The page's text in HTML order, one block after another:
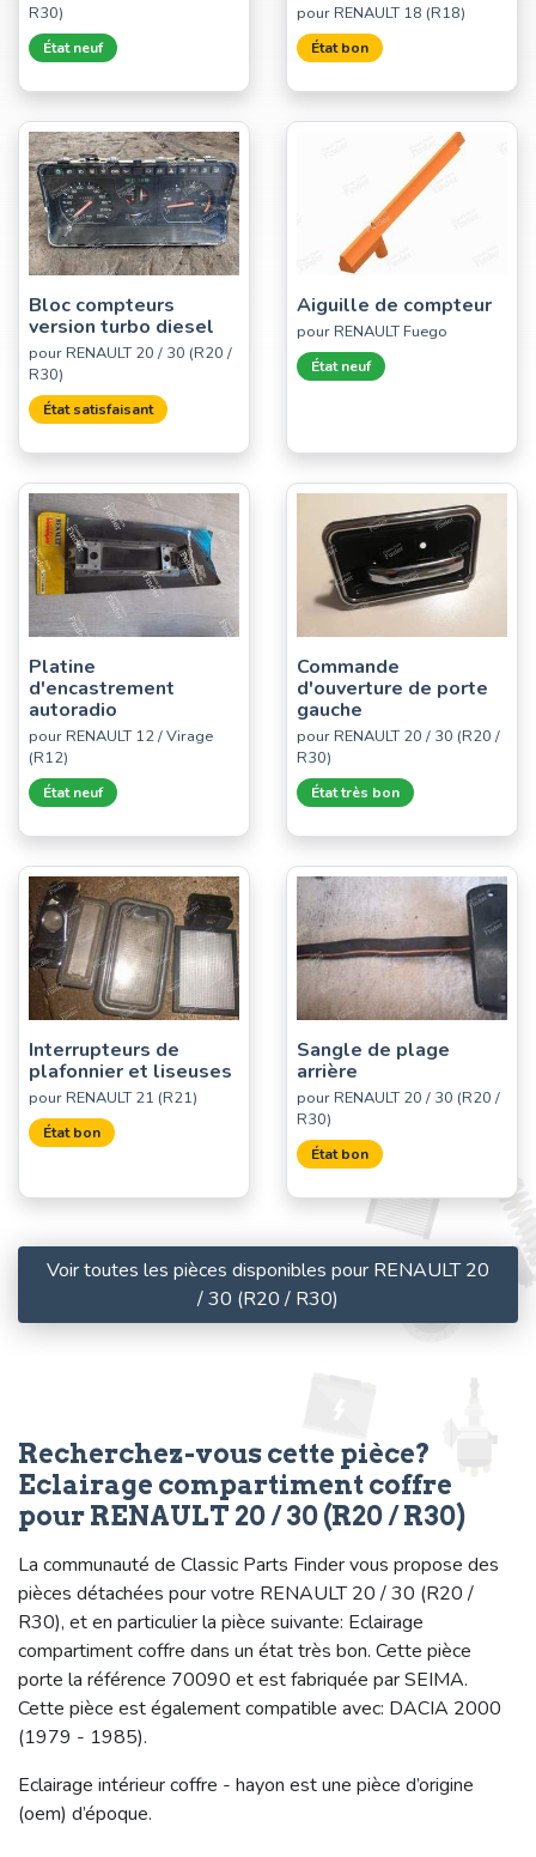
R30)
État neuf
pour RENAULT 18 (R18)
État bon
Bloc compteurs
version turbo diesel
pour RENAULT 20 / 30 (R20 /
R30)
État satisfaisant
Aiguille de compteur
pour RENAULT Fuego
État neuf
Platine
d'encastrement
autoradio
pour RENAULT 12 / Virage
(R12)
État neuf
Commande
d'ouverture de porte
gauche
pour RENAULT 20 / 30 (R20 /
R30)
État très bon
Interrupteurs de
plafonnier et liseuses
pour RENAULT 21 (R21)
État bon
Sangle de plage
arrière
pour RENAULT 20 / 30 (R20 /
R30)
État bon
Voir toutes les pièces disponibles pour RENAULT 20
/ 30 (R20 / R30)
Recherchez-vous cette pièce?
Eclairage compartiment coffre
pour RENAULT 20 / 30 (R20 / R30)
La communauté de Classic Parts Finder vous propose des
pièces détachées pour votre RENAULT 20 / 30 (R20 /
R30), et en particulier la pièce suivante: Eclairage
compartiment coffre dans un état très bon. Cette pièce
porte la référence 70090 et est fabriquée par SEIMA.
Cette pièce est également compatible avec: DACIA 2000
(1979 - 1985).
Eclairage intérieur coffre - hayon est une pièce d’origine
(oem) d’époque.